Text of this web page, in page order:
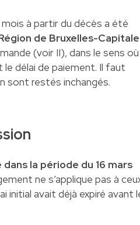
à partir du décès a été
de Bruxelles-Capitale
(voir II), dans le sens où
délai de paiement. Il faut
sont restés inchangés.
la période du 16 mars
ne s’applique pas à
initial avait déjà expiré avant